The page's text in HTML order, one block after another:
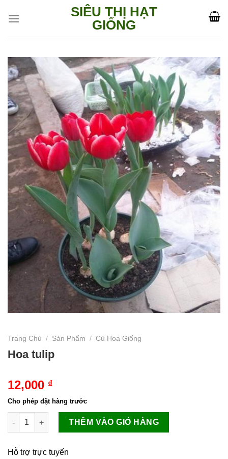
SIÊU THỊ HẠT
GIỐNG
Trang Chủ / Sản Phẩm / Củ Hoa Giống
Hoa tulip
12,000 ₫
Cho phép đặt hàng trước
Hoa tulip số lượng
THÊM VÀO GIỎ HÀNG
Hỗ trợ trực tuyến